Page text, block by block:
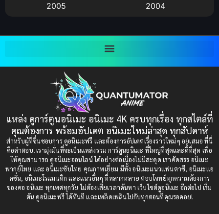
Bitch (ผู้หญิงร่าน)
Bondage (ทาส)(1)
(1)
Censored (เซ็นเซอร์)(19)
Comedy (ตลก)(235)
Comedy (ตลก)(85)
Comic Book การ์ตูน(1)
2005
2004
2001
2000
1997
1993
1991
1989
1988
1987
1985
1984
1983
1982
1981
1980
1979
แหล่ง ดูการ์ตูนอนิเมะ อนิเมะ 4K ครบทุกเรื่อง ทุกสไตล์ที่
คุณต้องการ พร้อมอัปเดต อนิเมะใหม่ล่าสุด ทุกสัปดาห์
สำหรับผู้ที่ชื่นชอบการ ดูอนิเมะฟรี และต้องการอัปเดตเรื่องราวใหม่ๆ อยู่เสมอ ที่นี่
คือคำตอบ! เรามุ่งมั่นที่จะเป็นแหล่งรวม การ์ตูนอนิเมะ ที่ใหญ่ที่สุดและดีที่สุด เพื่อ
ให้คุณสามารถ ดูอนิเมะออนไลน์ ได้อย่างต่อเนื่องไม่มีสะดุด เราคัดสรร อนิเมะ
พากย์ไทย และ อนิเมะซับไทย คุณภาพเยี่ยม มีทั้ง อนิเมะแนวแฟนตาซี, อนิเมะแอ
คชั่น, อนิเมะโรแมนติก และแนวอื่นๆ ที่หลากหลาย ตอบโจทย์ทุกความต้องการ
ของคอ อนิเมะ ทุกเพศทุกวัย ไม่ต้องเสียเวลาค้นหา เว็บไซต์ดูอนิเมะ อีกต่อไป เริ่ม
ต้น ดูอนิเมะฟรี ได้ทันที และเพลิดเพลินไปกับทุกตอนที่คุณรอคอย!